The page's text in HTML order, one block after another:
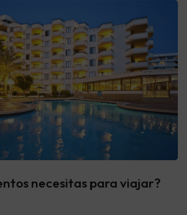
necesitas para viajar?